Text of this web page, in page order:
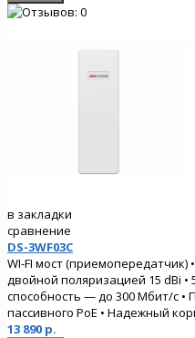
в закладки
сравнение
DS-3WF03C
WI-FI мост (приемопередатчик)
двойной поляризацией 15 dBi •
способность — до 300 Мбит/с •
пассивного PoE • Надежный
13 890 р.